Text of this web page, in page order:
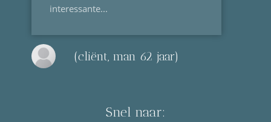
interessante...
(cliënt, man 62 jaar)
Snel naar: